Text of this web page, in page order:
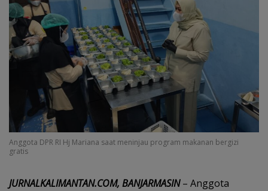
Anggota DPR RI Hj Mariana saat meninjau program makanan bergizi
gratis
‎JURNALKALIMANTAN.COM, BANJARMASIN– Anggota